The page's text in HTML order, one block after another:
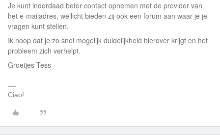
Je kunt inderdaad beter contact opnemen met de provider van
het e-mailadres, wellicht bieden zij ook een forum aan waar je je
vragen kunt stellen.
Ik hoop dat je zo snel mogelijk duidelijkheid hierover krijgt en het
probleem zich verhelpt.
Groetjes Tess
Ciao!